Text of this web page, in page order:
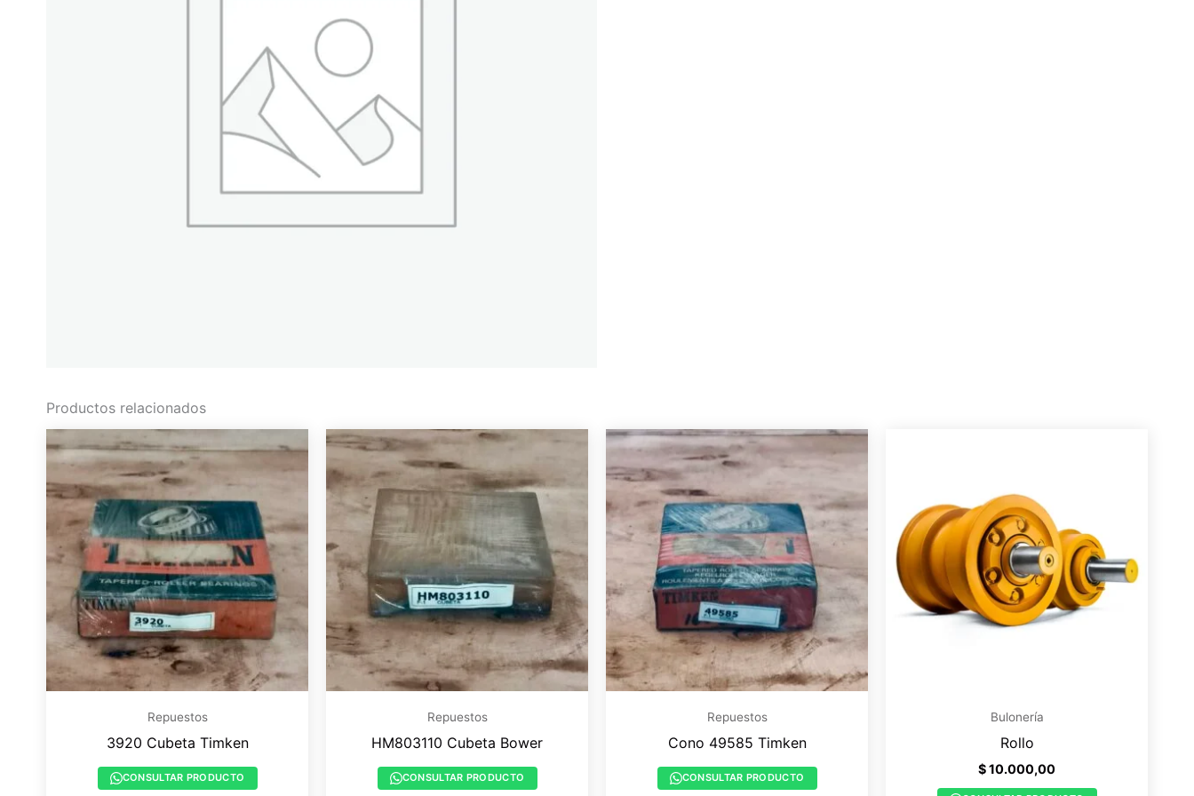
Productos relacionados
Repuestos
3920 Cubeta Timken
CONSULTAR PRODUCTO
Repuestos
HM803110 Cubeta Bower
CONSULTAR PRODUCTO
Repuestos
Cono 49585 Timken
CONSULTAR PRODUCTO
Bulonería
Rollo
$10.000,00